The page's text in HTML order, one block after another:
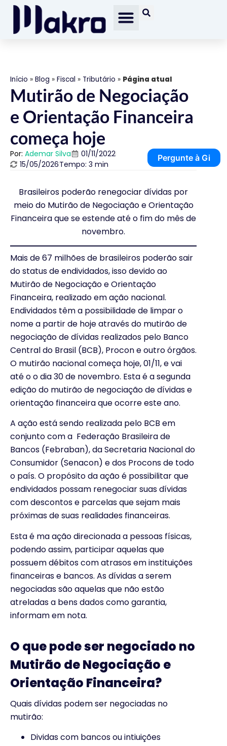
Início » Blog » Fiscal » Tributário » Página atual
Mutirão de Negociação
e Orientação Financeira
começa hoje
Por: Ademar Silva
01/11/2022
15/05/2026Tempo: 3 min
Pergunte à Gi
Brasileiros poderão renegociar dívidas por
meio do Mutirão de Negociação e Orientação
Financeira que se estende até o fim do mês de
novembro.
Mais de 67 milhões de brasileiros poderão sair
do status de endividados, isso devido ao
Mutirão de Negociação e Orientação
Financeira, realizado em ação nacional.
Endividados têm a possibilidade de limpar o
nome a partir de hoje através do mutirão de
negociação de dívidas realizados pelo Banco
Central do Brasil (BCB), Procon e outro órgãos.
O mutirão nacional começa hoje, 01/11, e vai
até o o dia 30 de novembro. Esta é a segunda
edição do mutirão de negociação de dívidas e
orientação financeira que ocorre este ano.
A ação está sendo realizada pelo BCB em
conjunto com a Federação Brasileira de
Bancos (Febraban), da Secretaria Nacional do
Consumidor (Senacon) e dos Procons de todo
o país. O propósito da ação é possibilitar que
endividados possam renegociar suas dívidas
com descontos e parcelas que sejam mais
próximas de suas realidades financeiras.
Esta é ma ação direcionada a pessoas físicas,
podendo assim, participar aquelas que
possuem débitos com atrasos em instituições
financeiras e bancos. As dívidas a serem
negociadas são aquelas que não estão
atreladas a bens dados como garantia,
informam em nota.
O que pode ser negociado no
Mutirão de Negociação e
Orientação Financeira?
Quais dívidas podem ser negociadas no
mutirão:
Dividas com bancos ou intiuições